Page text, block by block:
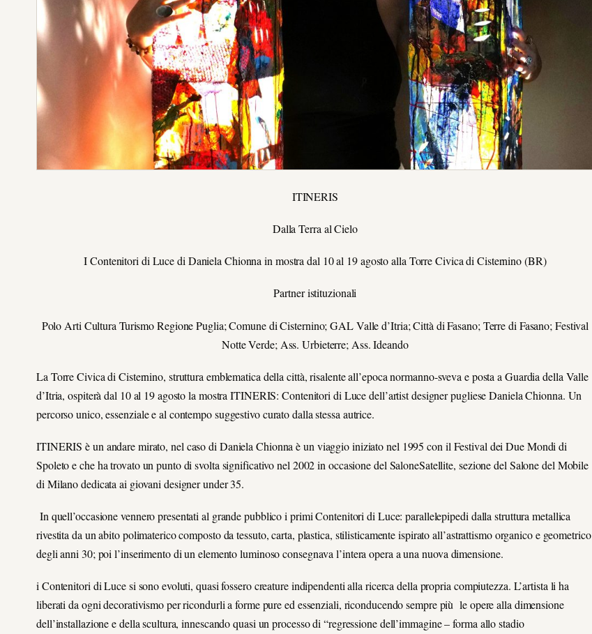
ITINERIS
Dalla Terra al Cielo
I Contenitori di Luce di Daniela Chionna in mostra dal 10 al 19 agosto alla Torre Civica di Cisternino (BR)
Partner istituzionali
Polo Arti Cultura Turismo Regione Puglia; Comune di Cisternino; GAL Valle d’Itria; Città di Fasano; Terre di Fasano; Festival
Notte Verde; Ass. Urbieterre; Ass. Ideando
La Torre Civica di Cisternino, struttura emblematica della città,risalente all’epoca normanno-sveva e posta a Guardia della Valle
d’Itria, ospiterà dal 10 al 19 agosto la mostra ITINERIS: Contenitori di Luce dell’artist designer pugliese Daniela Chionna. Un
percorso unico, essenziale e al contempo suggestivo curato dalla stessa autrice.
ITINERIS è un andare mirato, nel caso di Daniela Chionna è un viaggio iniziato nel 1995 con il Festival dei Due Mondi di
Spoleto e che ha trovato un punto di svolta significativo nel 2002 in occasione del SaloneSatellite, sezione del Salone del Mobile
di Milano dedicata ai giovani designer under 35.
In quell’occasione vennero presentati al grande pubblico i primi Contenitori di Luce: parallelepipedi dalla struttura metallica
rivestita da un abito polimaterico composto da tessuto, carta, plastica, stilisticamente ispirato all’astrattismo organico e geometrico
degli anni 30; poi l’inserimento di un elemento luminoso consegnava l’intera opera a una nuova dimensione.
i Contenitori di Luce si sono evoluti, quasi fossero creature indipendenti alla ricerca della propria compiutezza. L’artista li ha
liberati da ogni decorativismo per ricondurli a forme pure ed essenziali, riconducendo sempre più le opere alla dimensione
dell’installazione e della scultura, innescando quasi un processo di “regressione dell’immagine – forma allo stadio